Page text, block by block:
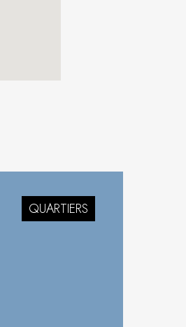
QUARTIERS